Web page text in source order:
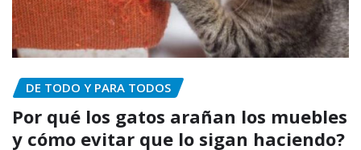
DE TODO Y PARA TODOS
Por qué los gatos arañan los muebles
y cómo evitar que lo sigan haciendo?